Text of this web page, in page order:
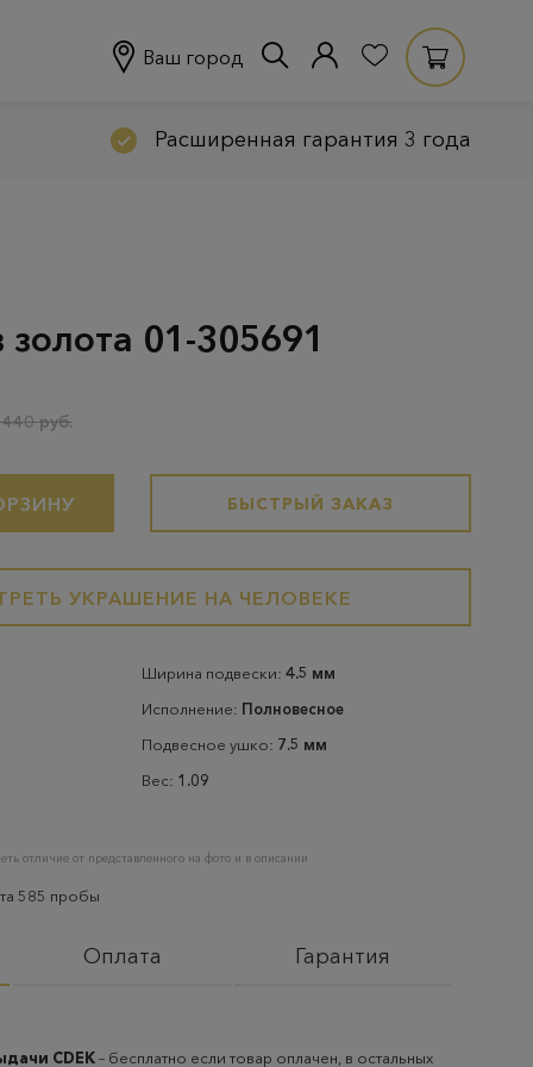
Ваш город
Расширенная гарантия 3 года
золота 01-305691
руб.
БЫСТРЫЙ ЗАКАЗ
УКРАШЕНИЕ НА ЧЕЛОВЕКЕ
Ширина подвески: 4.5 мм
Исполнение: Полновесное
Подвесное ушко: 7.5 мм
Вес: 1.09
отличие от представленного на фото и в описании
585 пробы
Оплата Гарантия
CDEK– бесплатно если товар оплачен, в остальных